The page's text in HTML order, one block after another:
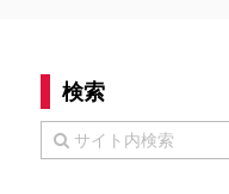
検索